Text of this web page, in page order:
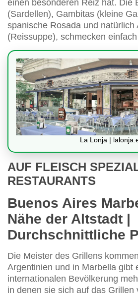
einen besonderen Reiz hat. Die
(Sardellen), Gambitas (kleine
spanische Rosada und natürlich
(Reissuppe), schmecken
La Lonja |
AUF FLEISCH
RESTAURANTS
Buenos Aires
Nähe der Altstadt |
Durchschnittliche
Die Meister des Grillens
Argentinien und in Marbella gibt
internationalen Bevölkerung
in denen sie sich auf das Grillen